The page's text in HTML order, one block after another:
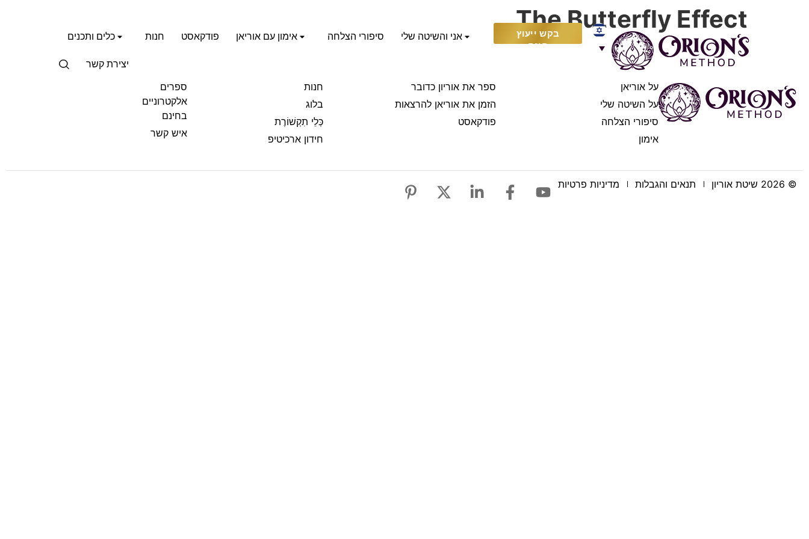
בקש ייעוץ
חינם
אני והשיטה שלי סיפורי הצלחה אימון עם אוריאן פודקאסט חנות כלים ותכנים
יצירת קשר
The Butterfly Effect
על אוריאן
על השיטה שלי
סיפורי הצלחה
אימון
ספר את אוריון כדובר
הזמן את אוריאן להרצאות
פודקאסט
חנות
בלוג
כְּלֵי תִקְשׁוֹרֶת
חידון ארכיטיפ
ספרים
אלקטרוניים
בחינם
איש קשר
© 2026 שיטת אוריון תנאים והגבלות מדיניות פרטיות